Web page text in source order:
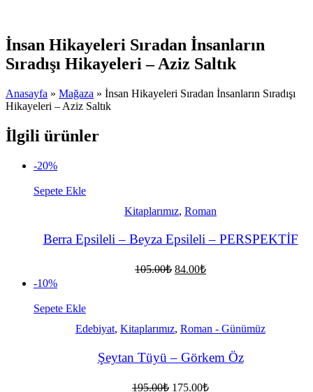
İnsan Hikayeleri Sıradan İnsanların
Sıradışı Hikayeleri – Aziz Saltık
Anasayfa » Mağaza » İnsan Hikayeleri Sıradan İnsanların Sıradışı
Hikayeleri – Aziz Saltık
İlgili ürünler
-20%
Sepete Ekle
Kitaplarımız, Roman
Berra Epsileli – Beyza Epsileli – PERSPEKTİF
105.00₺ Orijinal
84.00₺Şu
-10%
Sepete Ekle
Edebiyat, Kitaplarımız, Roman - Günümüz
Şeytan Tüyü – Görkem Öz
195.00₺ Orijinal
175.00₺Şu